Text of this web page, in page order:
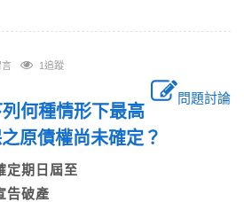
言 1追蹤
問題討論
何種情形下最高
之原債權尚未確定？
定期日屆至
告破產